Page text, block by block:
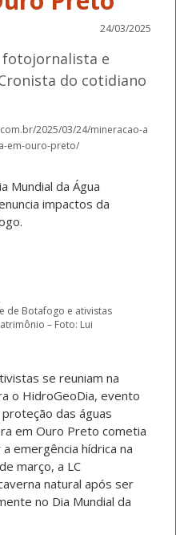
24/03/2025
fotojornalista e
do cotidiano
2025/03/24/mineracao-a
em-ouro-preto/
Mundial da Água
impactos da
de Botafogo e ativistas
– Foto: Lui
se reuniam na
o HidroGeoDia, evento
das águas
em Ouro Preto cometia
emergência hídrica na
março, a LC
natural após ser
no Dia Mundial da